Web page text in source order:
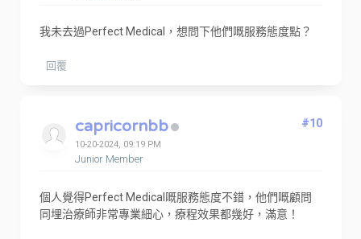
我未去過Perfect Medical，想問下他們嘅服務態度點？
回覆
capricornbb
10-20-2024, 09:19 PM
Junior Member
#10
個人覺得Perfect Medical嘅服務態度不錯，他們嘅顧問
同埋治療師非常專業細心，療程效果都幾好，滿意！